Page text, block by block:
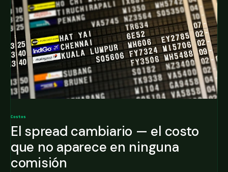
Costos
El spread cambiario — el costo
que no aparece en ninguna
comisión